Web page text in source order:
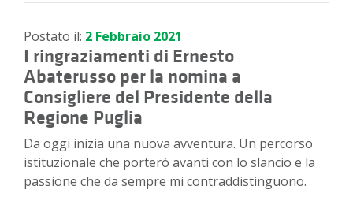
Postato il: 2 Febbraio 2021
I ringraziamenti di Ernesto
Abaterusso per la nomina a
Consigliere del Presidente della
Regione Puglia
Da oggi inizia una nuova avventura. Un percorso
istituzionale che porterò avanti con lo slancio e la
passione che da sempre mi contraddistinguono.